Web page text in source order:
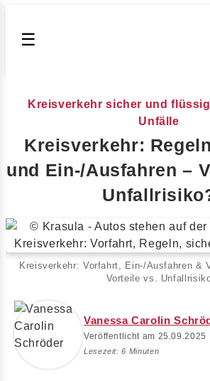
☰
Kreisverkehr sicher und
Unfälle
Kreisverkehr:
und Ein-/Ausfahren –
Kreisverkehr: Vorfahrt, Ein-/Ausfahren &
Vorteile vs.
Vanessa Carolin
Veröffentlicht am 25.09.2025
Lesezeit: 6 Minuten